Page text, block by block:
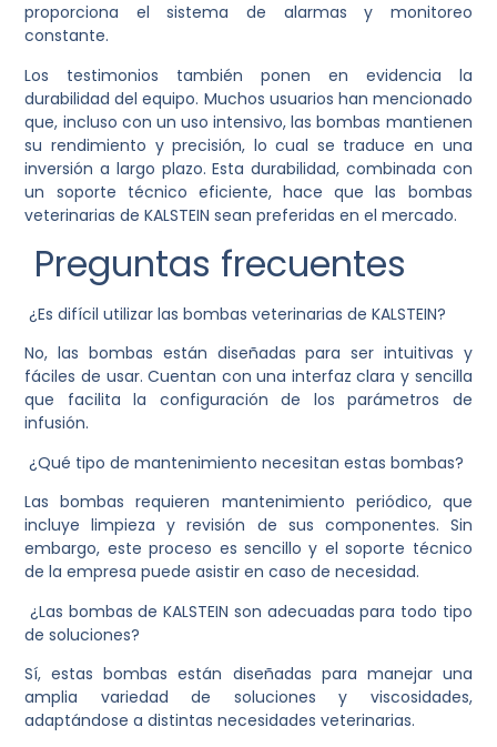
proporciona el sistema de alarmas y monitoreo
constante.
Los testimonios también ponen en evidencia la
durabilidad del equipo. Muchos usuarios han mencionado
que, incluso con un uso intensivo, las bombas mantienen
su rendimiento y precisión, lo cual se traduce en una
inversión a largo plazo. Esta durabilidad, combinada con
un soporte técnico eficiente, hace que las bombas
veterinarias de KALSTEIN sean preferidas en el mercado.
Preguntas frecuentes
¿Es difícil utilizar las bombas veterinarias de KALSTEIN?
No, las bombas están diseñadas para ser intuitivas y
fáciles de usar. Cuentan con una interfaz clara y sencilla
que facilita la configuración de los parámetros de
infusión.
¿Qué tipo de mantenimiento necesitan estas bombas?
Las bombas requieren mantenimiento periódico, que
incluye limpieza y revisión de sus componentes. Sin
embargo, este proceso es sencillo y el soporte técnico
de la empresa puede asistir en caso de necesidad.
¿Las bombas de KALSTEIN son adecuadas para todo tipo
de soluciones?
Sí, estas bombas están diseñadas para manejar una
amplia variedad de soluciones y viscosidades,
adaptándose a distintas necesidades veterinarias.